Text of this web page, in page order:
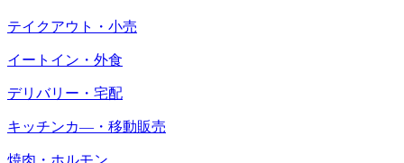
テイクアウト・小売
イートイン・外食
デリバリー・宅配
キッチンカ―・移動販売
焼肉・ホルモン